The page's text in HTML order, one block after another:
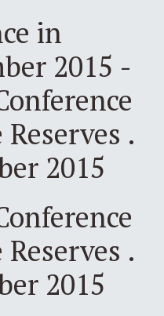
in
2015 -
.
2015
.
2015